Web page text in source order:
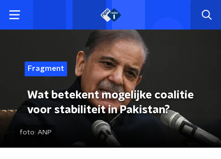
Fragment
Wat betekent mogelijke coalitie
voor stabiliteit in Pakistan?
foto: ANP